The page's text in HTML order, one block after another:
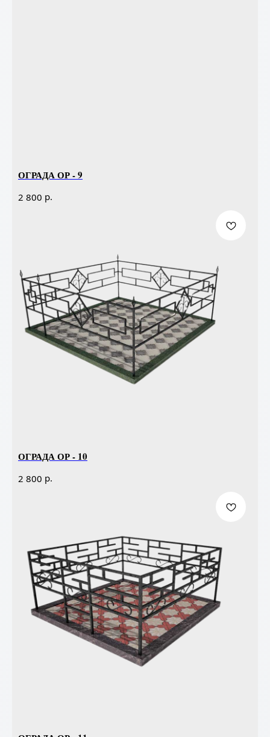
ОГРАДА ОР - 9
2 800 р.
ОГРАДА ОР - 10
2 800 р.